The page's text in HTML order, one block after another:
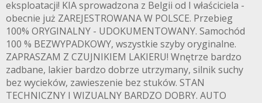
eksploatacji! KIA sprowadzona z Belgii od I właściciela -
obecnie już ZAREJESTROWANA W POLSCE. Przebieg
100% ORYGINALNY - UDOKUMENTOWANY. Samochód
100 % BEZWYPADKOWY, wszystkie szyby oryginalne.
ZAPRASZAM Z CZUJNIKIEM LAKIERU! Wnętrze bardzo
zadbane, lakier bardzo dobrze utrzymany, silnik suchy
bez wycieków, zawieszenie bez stuków. STAN
TECHNICZNY I WIZUALNY BARDZO DOBRY. AUTO